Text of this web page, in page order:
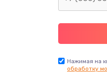
Нажимая на
обработку